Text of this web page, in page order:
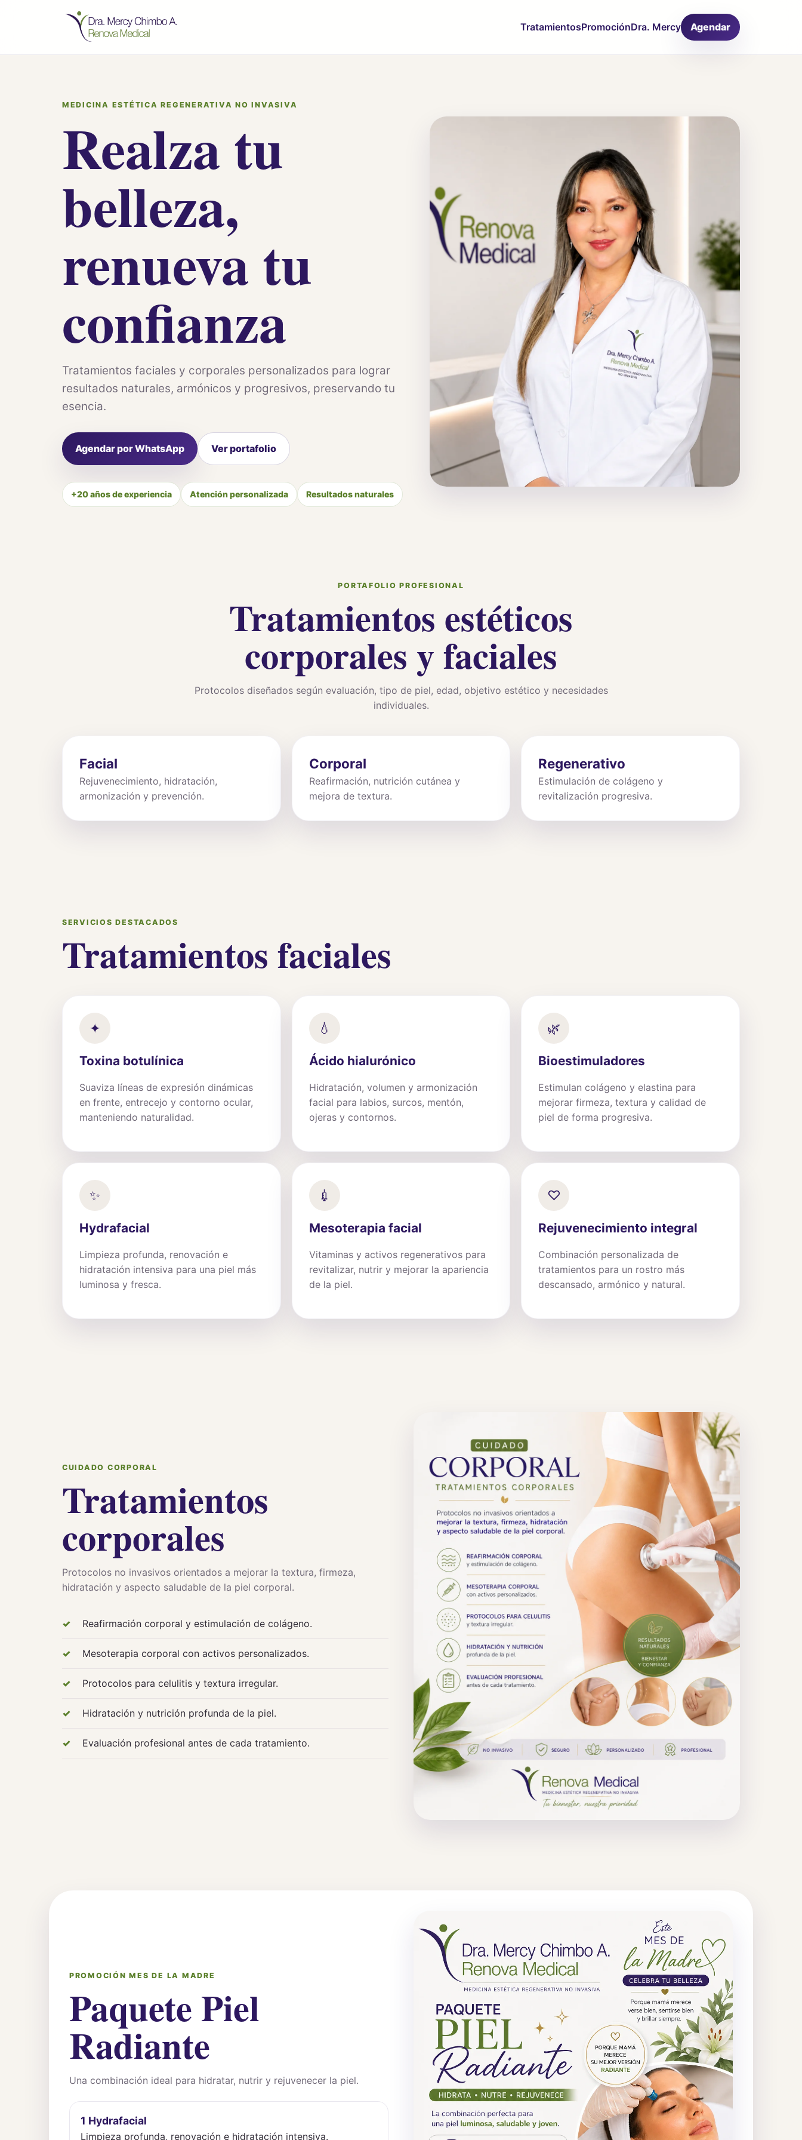
TratamientosPromociónDra. Mercy Agendar
MEDICINA ESTÉTICA REGENERATIVA NO INVASIVA
Realza tu
belleza,
renueva tu
confianza
Tratamientos faciales y corporales personalizados para lograr
resultados naturales, armónicos y progresivos, preservando tu
esencia.
Agendar por WhatsApp Ver portafolio
+20 años de experiencia Atención personalizada Resultados naturales
PORTAFOLIO PROFESIONAL
Tratamientos estéticos
corporales y faciales
Protocolos diseñados según evaluación, tipo de piel, edad, objetivo estético y necesidades
individuales.
Facial
Rejuvenecimiento, hidratación,
armonización y prevención.
Corporal
Reafirmación, nutrición cutánea y
mejora de textura.
Regenerativo
Estimulación de colágeno y
revitalización progresiva.
SERVICIOS DESTACADOS
Tratamientos faciales
✦
Toxina botulínica
Suaviza líneas de expresión dinámicas
en frente, entrecejo y contorno ocular,
manteniendo naturalidad.
💧
Ácido hialurónico
Hidratación, volumen y armonización
facial para labios, surcos, mentón,
ojeras y contornos.
🌿
Bioestimuladores
Estimulan colágeno y elastina para
mejorar firmeza, textura y calidad de
piel de forma progresiva.
✨
Hydrafacial
Limpieza profunda, renovación e
hidratación intensiva para una piel más
luminosa y fresca.
💉
Mesoterapia facial
Vitaminas y activos regenerativos para
revitalizar, nutrir y mejorar la apariencia
de la piel.
♡
Rejuvenecimiento integral
Combinación personalizada de
tratamientos para un rostro más
descansado, armónico y natural.
CUIDADO CORPORAL
Tratamientos
corporales
Protocolos no invasivos orientados a mejorar la textura, firmeza,
hidratación y aspecto saludable de la piel corporal.
Reafirmación corporal y estimulación de colágeno.
Mesoterapia corporal con activos personalizados.
Protocolos para celulitis y textura irregular.
Hidratación y nutrición profunda de la piel.
Evaluación profesional antes de cada tratamiento.
PROMOCIÓN MES DE LA MADRE
Paquete Piel
Radiante
Una combinación ideal para hidratar, nutrir y rejuvenecer la piel.
1 Hydrafacial
Limpieza profunda, renovación e hidratación intensiva.